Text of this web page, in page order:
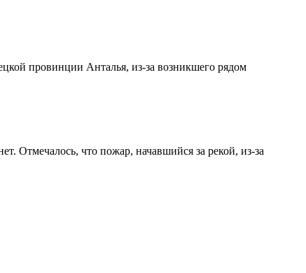
провинции Анталья, из-за возникшего рядом
Отмечалось, что пожар, начавшийся за рекой, из-за